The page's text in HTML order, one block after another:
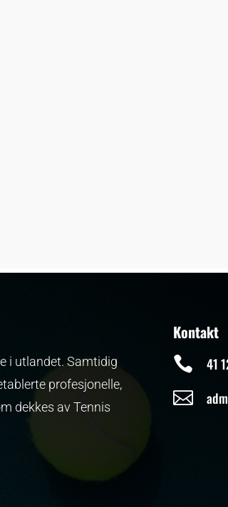
i utlandet. Samtidig
profesjonelle,
dekkes av Tennis
Kontakt
 41
